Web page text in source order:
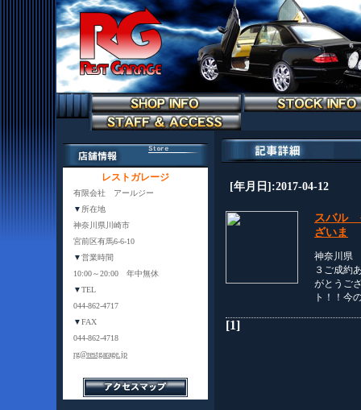
レストガレージ
有限会社 アールジー
▼ 所在地
神奈川県川崎市
宮前区有馬6-6-10
▼営業時間
10:00～20:00 年中無休
▼TEL
044-862-4717
▼FAX
044-862-4718
rg@restgarage.jp
[年月日]:2017-04-12
スバル
ざいま
神奈川県
３ご成約
がとうご
ト！！今
[1]